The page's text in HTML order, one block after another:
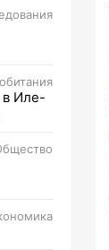
в Иле-